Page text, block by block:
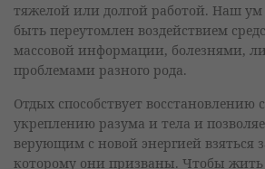
тяжелой или долгой работой. Наш
быть переутомлен воздействием
массовой информации, болезнями,
проблемами разного рода.
Отдых способствует восстановлению
укреплению разума и тела и
верующим с новой энергией взяться
которому они призваны. Чтобы жить